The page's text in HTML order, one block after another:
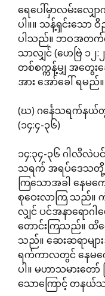
ရေပေါ်မှာလမ်းလျှေ
ပါ။။ သန့်ရှင်းသော
ပါသည်။ ဘဝအတက်တ
သာလျှင် (ဟေဗြဲ ၁၂
တစ်စက္ကန့်မျှ အတွေး
အား အော်ခေါ် ရမည်။
(ဃ) ဂင်္နေသရက်နယ်တွ
(၁၄:၄-၃၆)
၁၄:၃၄-၃၆ ဂါလိလဲ
သရက် အရပ်ဒေသတို့
ကြသောအခါ နေမကေ
စုဝေးလာကြ သည်။
လျှင် ပင်အနာရော
တောင်းကြသည်။ ထိ
သည်။ ဆေးဆရာမျ
ရက်ကာလတွင် နေမက
ပါ။ မဟာသမားတ
သောကြောင့် တနယ်သ